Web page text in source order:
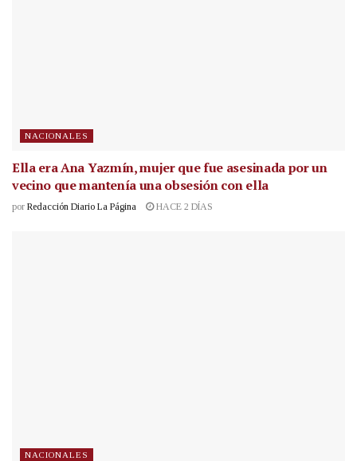
NACIONALES
Ella era Ana Yazmín, mujer que fue asesinada por un
vecino que mantenía una obsesión con ella
por Redacción Diario La Página HACE 2 DÍAS
NACIONALES